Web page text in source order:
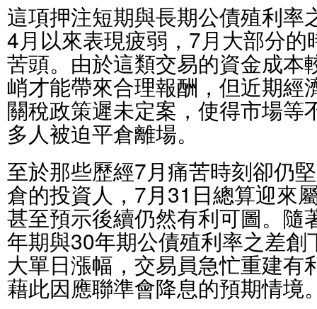
這項押注短期與長期公債殖利率
4月以來表現疲弱，7月大部分
苦頭。由於這類交易的資金成本
峭才能帶來合理報酬，但近期經
關稅政策遲未定案，使得市場等
多人被迫平倉離場。
至於那些歷經7月痛苦時刻卻仍
倉的投資人，7月31日總算迎來
甚至預示後續仍然有利可圖。隨
年期與30年期公債殖利率之差
大單日漲幅，交易員急忙重建有
藉此因應聯準會降息的預期情境